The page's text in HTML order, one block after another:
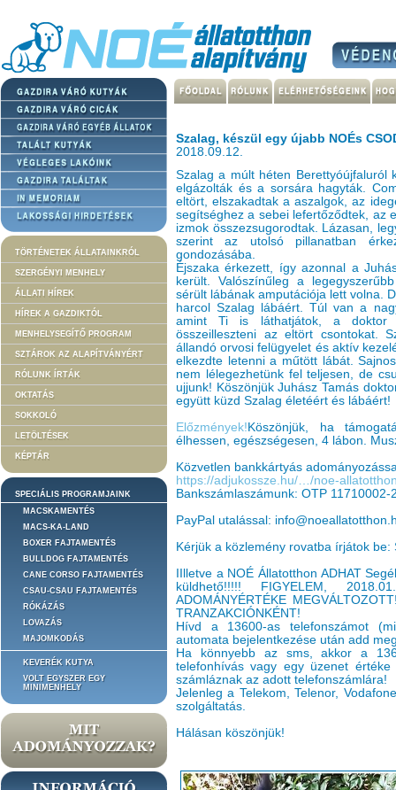
TÖRTÉNETEK ÁLLATAINKRÓL
SZERGÉNYI MENHELY
ÁLLATI HÍREK
HÍREK A GAZDIKTÓL
MENHELYSEGÍTŐ PROGRAM
SZTÁROK AZ ALAPÍTVÁNYÉRT
RÓLUNK ÍRTÁK
OKTATÁS
SOKKOLÓ
LETÖLTÉSEK
KÉPTÁR
SPECIÁLIS PROGRAMJAINK
MACSKAMENTÉS
MACS-KA-LAND
BOXER FAJTAMENTÉS
BULLDOG FAJTAMENTÉS
CANE CORSO FAJTAMENTÉS
CSAU-CSAU FAJTAMENTÉS
RÓKÁZÁS
LOVAZÁS
MAJOMKODÁS
KEVERÉK KUTYA
VOLT EGYSZER EGY
MINIMENHELY
Szalag, készül egy újabb NOÉs
2018.09.12.
Szalag a múlt héten Berettyóújfaluról
elgázolták és a sorsára hagyták.
eltört, elszakadtak a aszalgok, az
segítséghez a sebei lefertőződtek, az
izmok összezsugorodtak. Lázasan,
szerint az utolsó pillanatban
gondozásába.
Éjszaka érkezett, így azonnal a
került. Valószínűleg a
sérült lábának amputációja lett volna.
harcol Szalag lábáért. Túl van a
amint Ti is láthatjátok, a doktor
összeilleszteni az eltört csontokat.
állandó orvosi felügyelet és aktív
elkezdte letenni a műtött lábát.
nem lélegezhetünk fel teljesen, de
ujjunk! Köszönjük Juhász Tamás
együtt küzd Szalag életéért és lábáért!
Előzmények! Köszönjük, ha
élhessen, egészségesen, 4 lábon.
Közvetlen bankkártyás
https://adjukossze.hu/…/noe-
Bankszámlaszámunk: OTP 11710002-
PayPal utalással:
Kérjük a közlemény rovatba írjátok be:
IIlletve a NOÉ Állatotthon ADHAT
küldhető!!!!! FIGYELEM,
ADOMÁNYÉRTÉKE
TRANZAKCIÓNKÉNT!
Hívd a 13600-as telefonszámot
automata bejelentkezése után add
Ha könnyebb az sms, akkor a
telefonhívás vagy egy üzenet
számláznak az adott telefonszámlára!
Jelenleg a Telekom, Telenor,
szolgáltatás.
Hálásan köszönjük!